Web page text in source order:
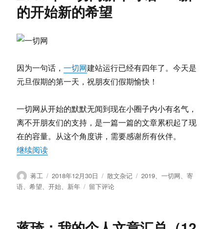
不
懂
的开始新的希望
因为一句话，一切网建站运行已经有四年了。今天是
元旦假期的第一天，祝朋友们假期愉快！
一切网从开始的默默无闻到现在小圈子内小有名气，
离不开朋友们的支持，是一篇一篇的文章累积起了现
在的容量。从这个角度讲，需要感谢所有伙伴。
继续阅读“2019年一切网新年寄语 — 新的开始新的希望”
作
者
蒋工
发
布
2018年12月30日
分
类
散文杂记
标
2019、一切网、寄
语、希望、开始、 新年
于
切
留下评论